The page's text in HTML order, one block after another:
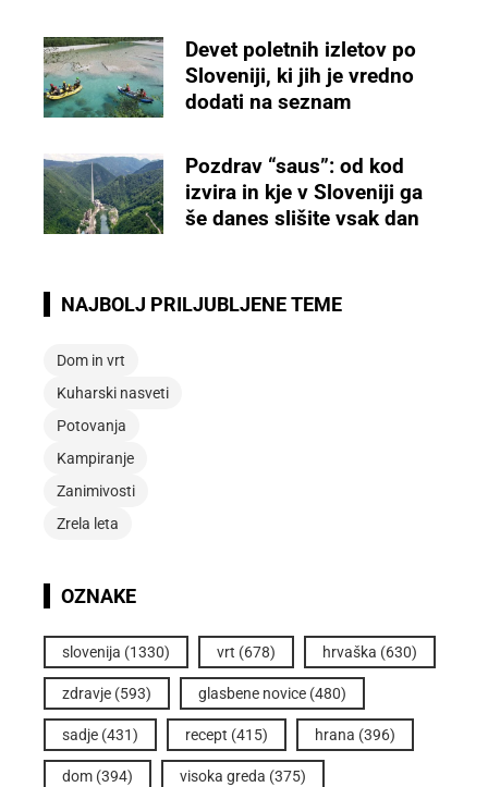
Devet poletnih izletov po
Sloveniji, ki jih je vredno
dodati na seznam
Pozdrav “saus”: od kod
izvira in kje v Sloveniji ga
še danes slišite vsak dan
NAJBOLJ PRILJUBLJENE TEME
Dom in vrt
Kuharski nasveti
Potovanja
Kampiranje
Zanimivosti
Zrela leta
OZNAKE
slovenija (1330) vrt (678) hrvaška (630)
zdravje (593) glasbene novice (480)
sadje (431) recept (415) hrana (396)
dom (394) visoka greda (375)